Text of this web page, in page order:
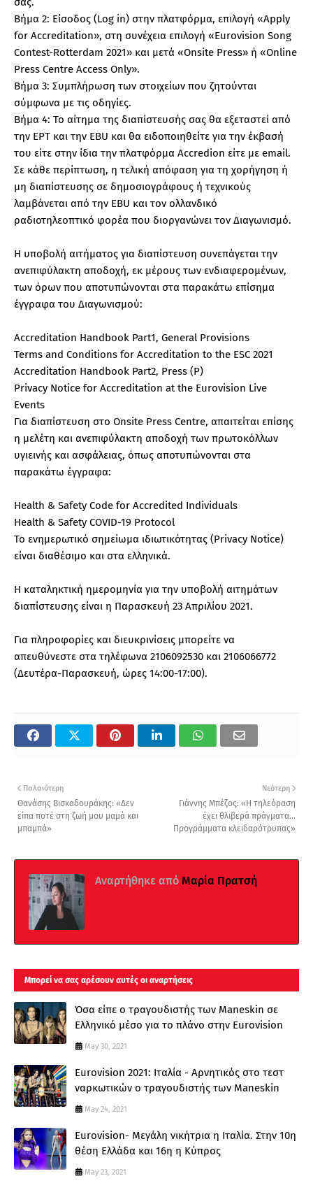
Bήμα 2: Είσοδος (Log in) στην πλατφόρμα, επιλογή «Apply
for Accreditation», στη συνέχεια επιλογή «Eurovision Song
Contest-Rotterdam 2021» και μετά «Onsite Press» ή «Online
Press Centre Access Only».
Βήμα 3: Συμπλήρωση των στοιχείων που ζητούνται
σύμφωνα με τις οδηγίες.
Βήμα 4: Το αίτημα της διαπίστευσής σας θα εξεταστεί από
την ΕΡΤ και την EBU και θα ειδοποιηθείτε για την έκβασή
του είτε στην ίδια την πλατφόρμα Accredion είτε με email.
Σε κάθε περίπτωση, η τελική απόφαση για τη χορήγηση ή
μη διαπίστευσης σε δημοσιογράφους ή τεχνικούς
λαμβάνεται από την EBU και τον ολλανδικό
ραδιοτηλεοπτικό φορέα που διοργανώνει τον Διαγωνισμό.
Η υποβολή αιτήματος για διαπίστευση συνεπάγεται την
ανεπιφύλακτη αποδοχή, εκ μέρους των ενδιαφερομένων,
των όρων που αποτυπώνονται στα παρακάτω επίσημα
έγγραφα του Διαγωνισμού:
Accreditation Handbook Part1, General Provisions
Terms and Conditions for Accreditation to the ESC 2021
Accreditation Handbook Part2, Press (P)
Privacy Notice for Αccreditation at the Eurovision Live
Events
Για διαπίστευση στο Onsite Press Centre, απαιτείται επίσης
η μελέτη και ανεπιφύλακτη αποδοχή των πρωτοκόλλων
υγιεινής και ασφάλειας, όπως αποτυπώνονται στα
παρακάτω έγγραφα:
Health & Safety Code for Accredited Individuals
Health & Safety COVID-19 Protocol
Το ενημερωτικό σημείωμα ιδιωτικότητας (Privacy Notice)
είναι διαθέσιμο και στα ελληνικά.
Η καταληκτική ημερομηνία για την υποβολή αιτημάτων
διαπίστευσης είναι η Παρασκευή 23 Απριλίου 2021.
Για πληροφορίες και διευκρινίσεις μπορείτε να
απευθύνεστε στα τηλέφωνα 2106092530 και 2106066772
(Δευτέρα-Παρασκευή, ώρες 14:00-17:00).
Νεότερη
Γιάννης Μπέζος: «Η τηλεόραση
έχει θλιβερά πράγματα...
Προγράμματα κλειδαρότρυπας»
Παλαιότερη
Θανάσης Βισκαδουράκης: «Δεν
είπα ποτέ στη ζωή μου μαμά και
μπαμπά»
Αναρτήθηκε από Μαρία Πρατσή
Μπορεί να σας αρέσουν αυτές οι αναρτήσεις
Όσα είπε ο τραγουδιστής των Maneskin σε
Ελληνικό μέσο για το πλάνο στην Eurovision
May 30, 2021
Eurovision 2021: Ιταλία - Αρνητικός στο τεστ
ναρκωτικών ο τραγουδιστής των Maneskin
May 24, 2021
Eurovision- Μεγάλη νικήτρια η Ιταλία. Στην 10η
θέση Ελλάδα και 16η η Κύπρος
May 23, 2021